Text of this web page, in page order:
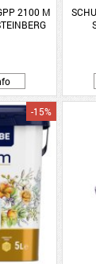
2100 M
-15%